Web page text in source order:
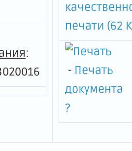
:
печати (62
- Печать
документа
?